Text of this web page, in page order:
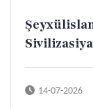
14-07-2026